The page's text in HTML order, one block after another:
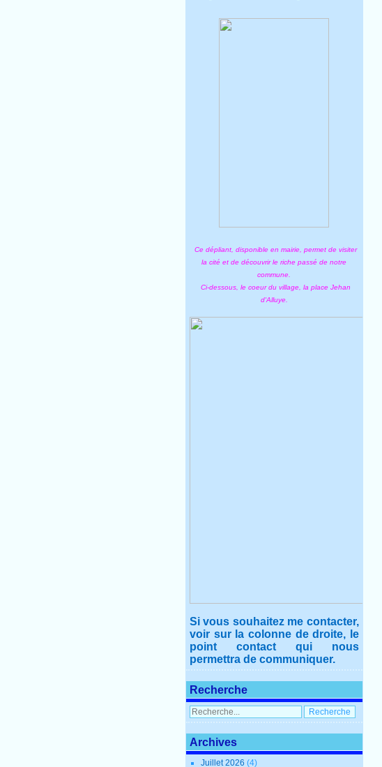
Ce dépliant, disponible en mairie, permet de visiter
la cité et de découvrir le riche passé de notre
commune.
Ci-dessous, le coeur du village, la place Jehan
d'Alluye.
Si vous souhaitez me contacter,
voir sur la colonne de droite, le
point contact qui nous
permettra de communiquer.
Recherche
Archives
Juillet 2026(4)